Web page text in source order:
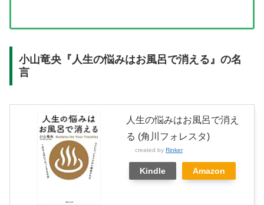
小山竜央『人生の悩みはお風呂で消える』の名
言
人生の悩みはお風呂で消え
る (角川フォレスタ)
created by Rinker
Kindle Amazon